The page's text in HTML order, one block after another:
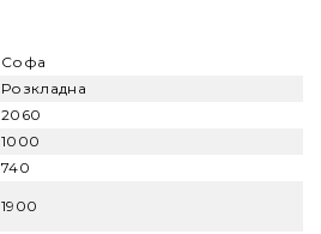
Софа
Розкладна
2060
1000
740
1900